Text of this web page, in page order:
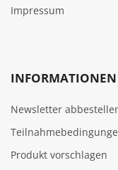
Impressum
INFORMATIONEN
Newsletter
Produkt vorschlagen